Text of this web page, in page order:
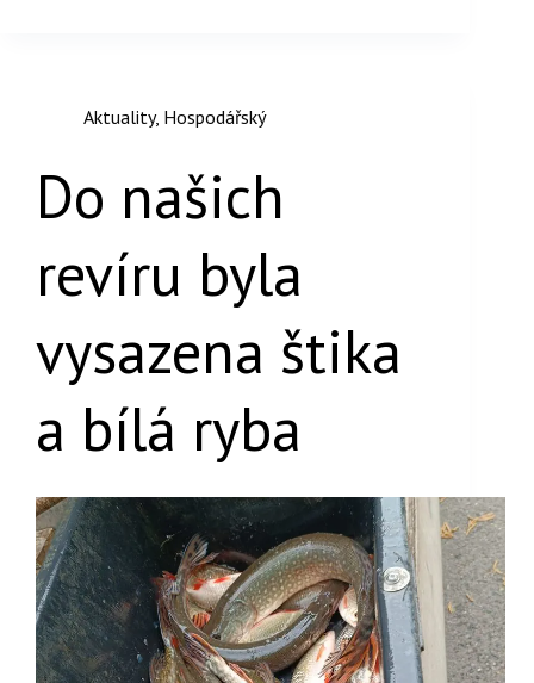
Aktuality, Hospodářský
Do našich
revíru byla
vysazena štika
a bílá ryba